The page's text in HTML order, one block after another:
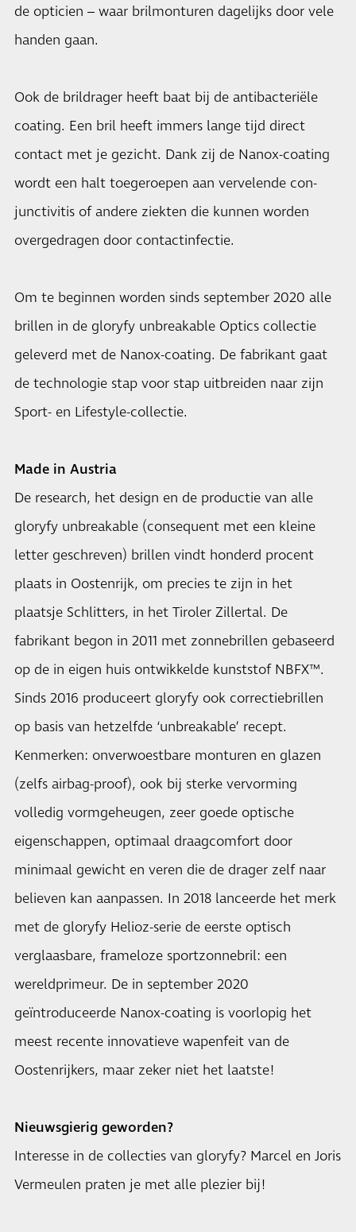
de opticien – waar brilmonturen dagelijks door vele
handen gaan.
Ook de brildrager heeft baat bij de antibacteriële
coating. Een bril heeft immers lange tijd direct
contact met je gezicht. Dank zij de Nanox-coating
wordt een halt toegeroepen aan vervelende con-
junctivitis of andere ziekten die kunnen worden
overgedragen door contactinfectie.
Om te beginnen worden sinds september 2020 alle
brillen in de gloryfy unbreakable Optics collectie
geleverd met de Nanox-coating. De fabrikant gaat
de technologie stap voor stap uitbreiden naar zijn
Sport- en Lifestyle-collectie.
Made in Austria
De research, het design en de productie van alle
gloryfy unbreakable (consequent met een kleine
letter geschreven) brillen vindt honderd procent
plaats in Oostenrijk, om precies te zijn in het
plaatsje Schlitters, in het Tiroler Zillertal. De
fabrikant begon in 2011 met zonnebrillen gebaseerd
op de in eigen huis ontwikkelde kunststof NBFX™.
Sinds 2016 produceert gloryfy ook correctiebrillen
op basis van hetzelfde ‘unbreakable’ recept.
Kenmerken: onverwoestbare monturen en glazen
(zelfs airbag-proof), ook bij sterke vervorming
volledig vormgeheugen, zeer goede optische
eigenschappen, optimaal draagcomfort door
minimaal gewicht en veren die de drager zelf naar
believen kan aanpassen. In 2018 lanceerde het merk
met de gloryfy Helioz-serie de eerste optisch
verglaasbare, frameloze sportzonnebril: een
wereldprimeur. De in september 2020
geïntroduceerde Nanox-coating is voorlopig het
meest recente innovatieve wapenfeit van de
Oostenrijkers, maar zeker niet het laatste!
Nieuwsgierig geworden?
Interesse in de collecties van gloryfy? Marcel en Joris
Vermeulen praten je met alle plezier bij!